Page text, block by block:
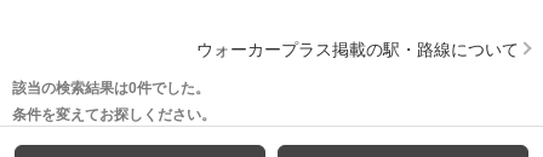
ウォーカープラス掲載の駅・路線について
該当の検索結果は0件でした。
条件を変えてお探しください。